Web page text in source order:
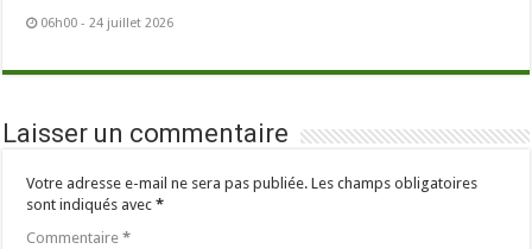
06h00 - 24 juillet 2026
Laisser un commentaire
Votre adresse e-mail ne sera pas publiée. Les champs obligatoires
sont indiqués avec*
Commentaire*